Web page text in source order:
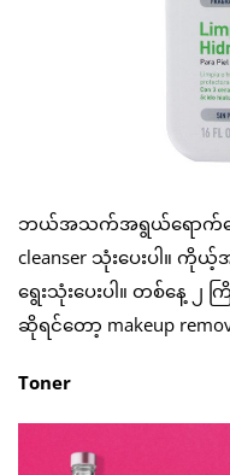
ဘယ်အသက်အရွယ်ရောက်ရေ
cleanser သုံးပေးပါ။
ရွေးသုံးပေးပါ။ တစ်နေ့
ဆိုရင်တော့ makeup
Toner